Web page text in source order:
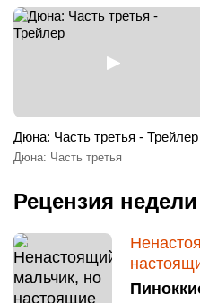
Дюна: Часть третья - Трейлер
Дюна: Часть третья
Рецензия недели